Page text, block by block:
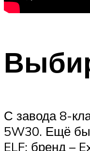
С завода 8-
5W30. Ещё
ELF: бренд –